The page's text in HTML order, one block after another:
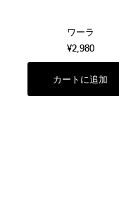
ワーラ
¥2,980